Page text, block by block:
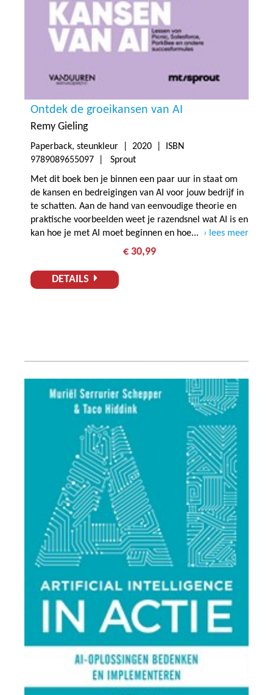
Ontdek de groeikansen van AI
Remy Gieling
Paperback, steunkleur | 2020 | ISBN
9789089655097 | Sprout
Met dit boek ben je binnen een paar uur in staat om
de kansen en bedreigingen van AI voor jouw bedrijf in
te schatten. Aan de hand van eenvoudige theorie en
praktische voorbeelden weet je razendsnel wat AI is en
kan hoe je met AI moet beginnen en hoe...
lees meer
€ 30,99
DETAILS